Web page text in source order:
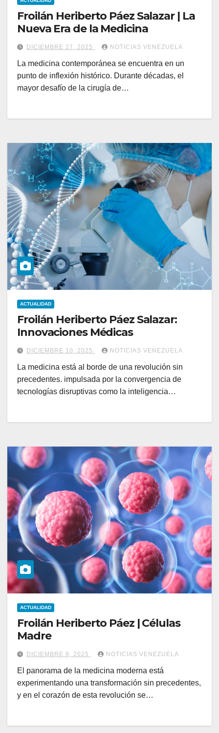
Froilán Heriberto Páez Salazar | La
Nueva Era de la Medicina
DICIEMBRE 27, 2025 NOTICIAS VENEZUELA
La medicina contemporánea se encuentra en un
punto de inflexión histórico. Durante décadas, el
mayor desafío de la cirugía de…
ACTUALIDAD
Froilán Heriberto Páez Salazar:
Innovaciones Médicas
DICIEMBRE 10, 2025 NOTICIAS VENEZUELA
La medicina está al borde de una revolución sin
precedentes. impulsada por la convergencia de
tecnologías disruptivas como la inteligencia…
ACTUALIDAD
Froilán Heriberto Páez | Células
Madre
DICIEMBRE 9, 2025 NOTICIAS VENEZUELA
El panorama de la medicina moderna está
experimentando una transformación sin precedentes,
y en el corazón de esta revolución se…